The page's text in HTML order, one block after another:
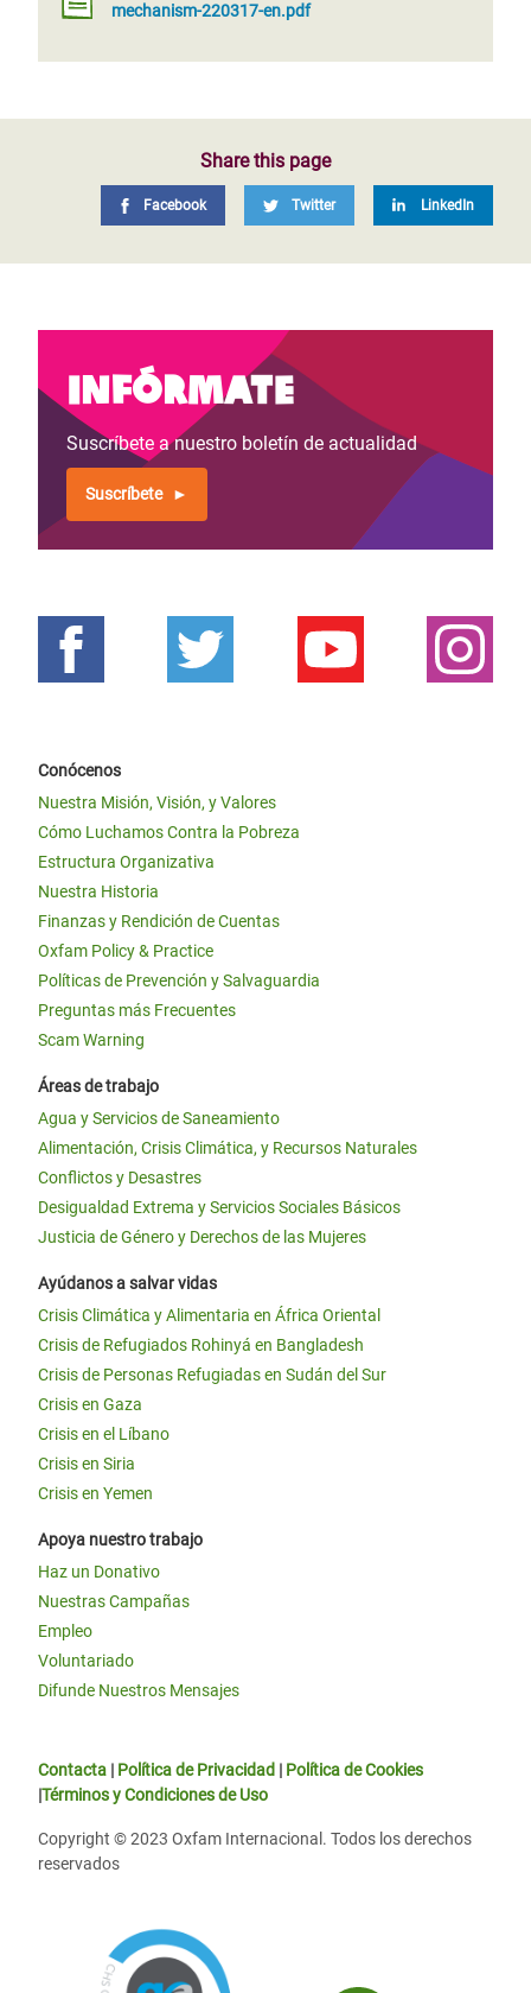
mechanism-220317-en.pdf
Share this page
Facebook Twitter LinkedIn
Infórmate
Suscríbete a nuestro boletín de actualidad
Suscríbete
Conócenos
Nuestra Misión, Visión, y Valores
Cómo Luchamos Contra la Pobreza
Estructura Organizativa
Nuestra Historia
Finanzas y Rendición de Cuentas
Oxfam Policy & Practice
Políticas de Prevención y Salvaguardia
Preguntas más Frecuentes
Scam Warning
Áreas de trabajo
Agua y Servicios de Saneamiento
Alimentación, Crisis Climática, y Recursos Naturales
Conflictos y Desastres
Desigualdad Extrema y Servicios Sociales Básicos
Justicia de Género y Derechos de las Mujeres
Ayúdanos a salvar vidas
Crisis Climática y Alimentaria en África Oriental
Crisis de Refugiados Rohinyá en Bangladesh
Crisis de Personas Refugiadas en Sudán del Sur
Crisis en Gaza
Crisis en el Líbano
Crisis en Siria
Crisis en Yemen
Apoya nuestro trabajo
Haz un Donativo
Nuestras Campañas
Empleo
Voluntariado
Difunde Nuestros Mensajes
Contacta | Política de Privacidad | Política de Cookies
|Términos y Condiciones de Uso
Copyright © 2023 Oxfam Internacional. Todos los derechos
reservados